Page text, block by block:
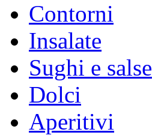
Contorni
Insalate
Sughi e salse
Dolci
Aperitivi